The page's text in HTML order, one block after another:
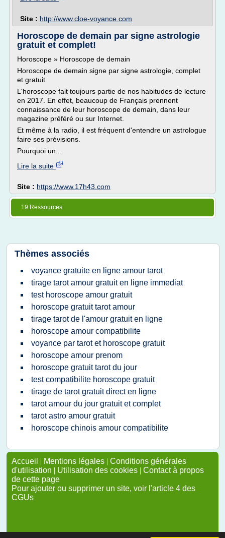
Site : http://www.cloe-voyance.com
Horoscope de demain par signe astrologie
gratuit et complet!
Horoscope » Horoscope de demain
Horoscope de demain signe par signe astrologie, complet
et gratuit
L'horoscope fait toujours partie de nos habitudes de lecture
en 2017. En effet, beaucoup de Français prennent
connaissance de leur horoscope de demain, dans leur
magazine préféré ou sur Internet.
Et même à la radio, il est fréquent d'entendre un astrologue
faire ses prévisions.
Pourquoi un...
Lire la suite
Site : https://www.17h43.com
19 Ressources
Thèmes associés
voyance gratuite en ligne amour tarot
tirage tarot amour gratuit en ligne immediat
test horoscope amour gratuit
horoscope gratuit tarot amour
tirage tarot de l'amour gratuit en ligne
horoscope amour compatibilite
voyance par tarot et horoscope gratuit
horoscope amour prenom
horoscope gratuit tarot du jour
test compatibilite horoscope gratuit
tirage de tarot gratuit direct en ligne
tarot amour du jour gratuit et complet
tarot astro amour gratuit
horoscope chinois amour compatibilite
Accueil | Mentions légales | Conditions générales
d'utilisation | Utilisation des cookies | Contact à propos
de cette page
Pour ajouter ou supprimer un site, voir l'article 4 des
CGUs